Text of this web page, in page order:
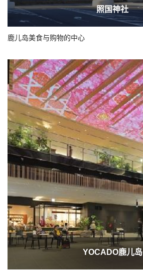
照国神社
鹿儿岛美食与购物的中心
YOCADO鹿儿岛